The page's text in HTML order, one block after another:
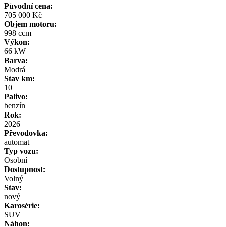
Původní cena:
705 000 Kč
Objem motoru:
998 ccm
Výkon:
66 kW
Barva:
Modrá
Stav km:
10
Palivo:
benzín
Rok:
2026
Převodovka:
automat
Typ vozu:
Osobní
Dostupnost:
Volný
Stav:
nový
Karosérie:
SUV
Náhon: